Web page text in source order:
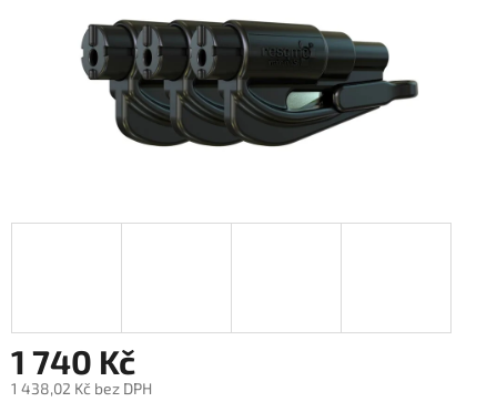
1 740 Kč
1 438,02 Kč bez DPH